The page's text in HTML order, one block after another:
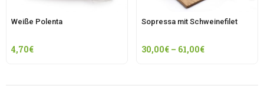
Weiße Polenta
4,70€
Sopressa mit Schweinefilet
30,00€ – 61,00€